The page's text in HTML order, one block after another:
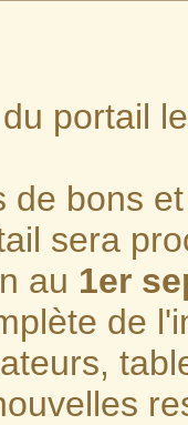
portail
de bons
sera
au 1er
de